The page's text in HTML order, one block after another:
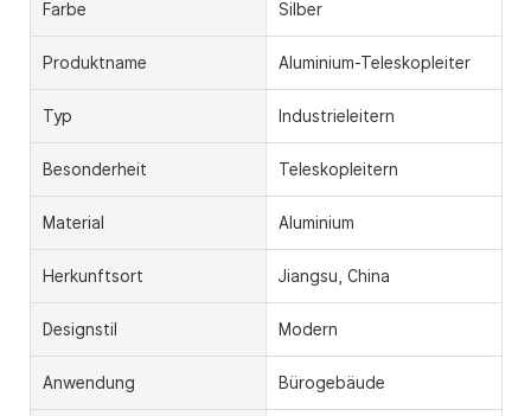
Farbe Silber
Produktname Aluminium-Teleskopleiter
Typ Industrieleitern
Besonderheit Teleskopleitern
Material Aluminium
Herkunftsort Jiangsu, China
Designstil Modern
Anwendung Bürogebäude